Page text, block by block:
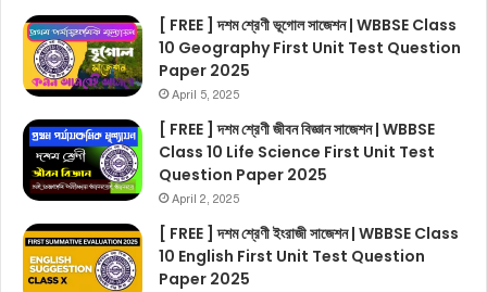
[ FREE ] দশম শ্রেণী ভূগোল সাজেশন | WBBSE Class
10 Geography First Unit Test Question
Paper 2025
April 5, 2025
[ FREE ] দশম শ্রেণী জীবন বিজ্ঞান সাজেশন | WBBSE
Class 10 Life Science First Unit Test
Question Paper 2025
April 2, 2025
[ FREE ] দশম শ্রেণী ইংরাজী সাজেশন | WBBSE Class
10 English First Unit Test Question
Paper 2025